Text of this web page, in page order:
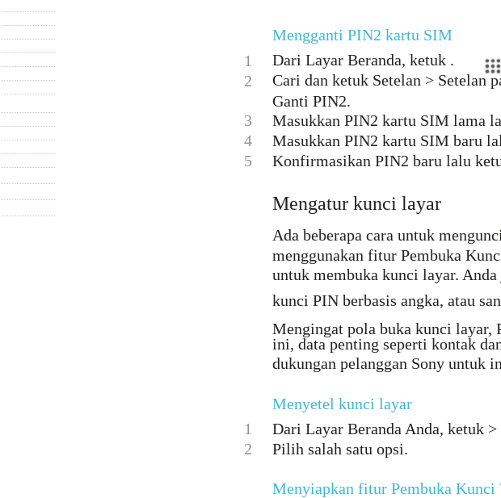
Mengganti PIN2 kartu SIM
1
Dari Layar Beranda, ketuk .
2
Cari dan ketuk Setelan > Setelan
Ganti PIN2.
3
Masukkan PIN2 kartu SIM lama
4
Masukkan PIN2 kartu SIM baru
5
Konfirmasikan PIN2 baru lalu
Mengatur kunci layar
Ada beberapa cara untuk
menggunakan fitur Pembuka
untuk membuka kunci layar.
kunci PIN berbasis angka, atau
Mengingat pola buka kunci layar,
ini, data penting seperti kontak
dukungan pelanggan Sony untuk
Menyetel kunci layar
1
Dari Layar Beranda Anda, ketuk
2
Pilih salah satu opsi.
Menyiapkan fitur Pembuka Kunci